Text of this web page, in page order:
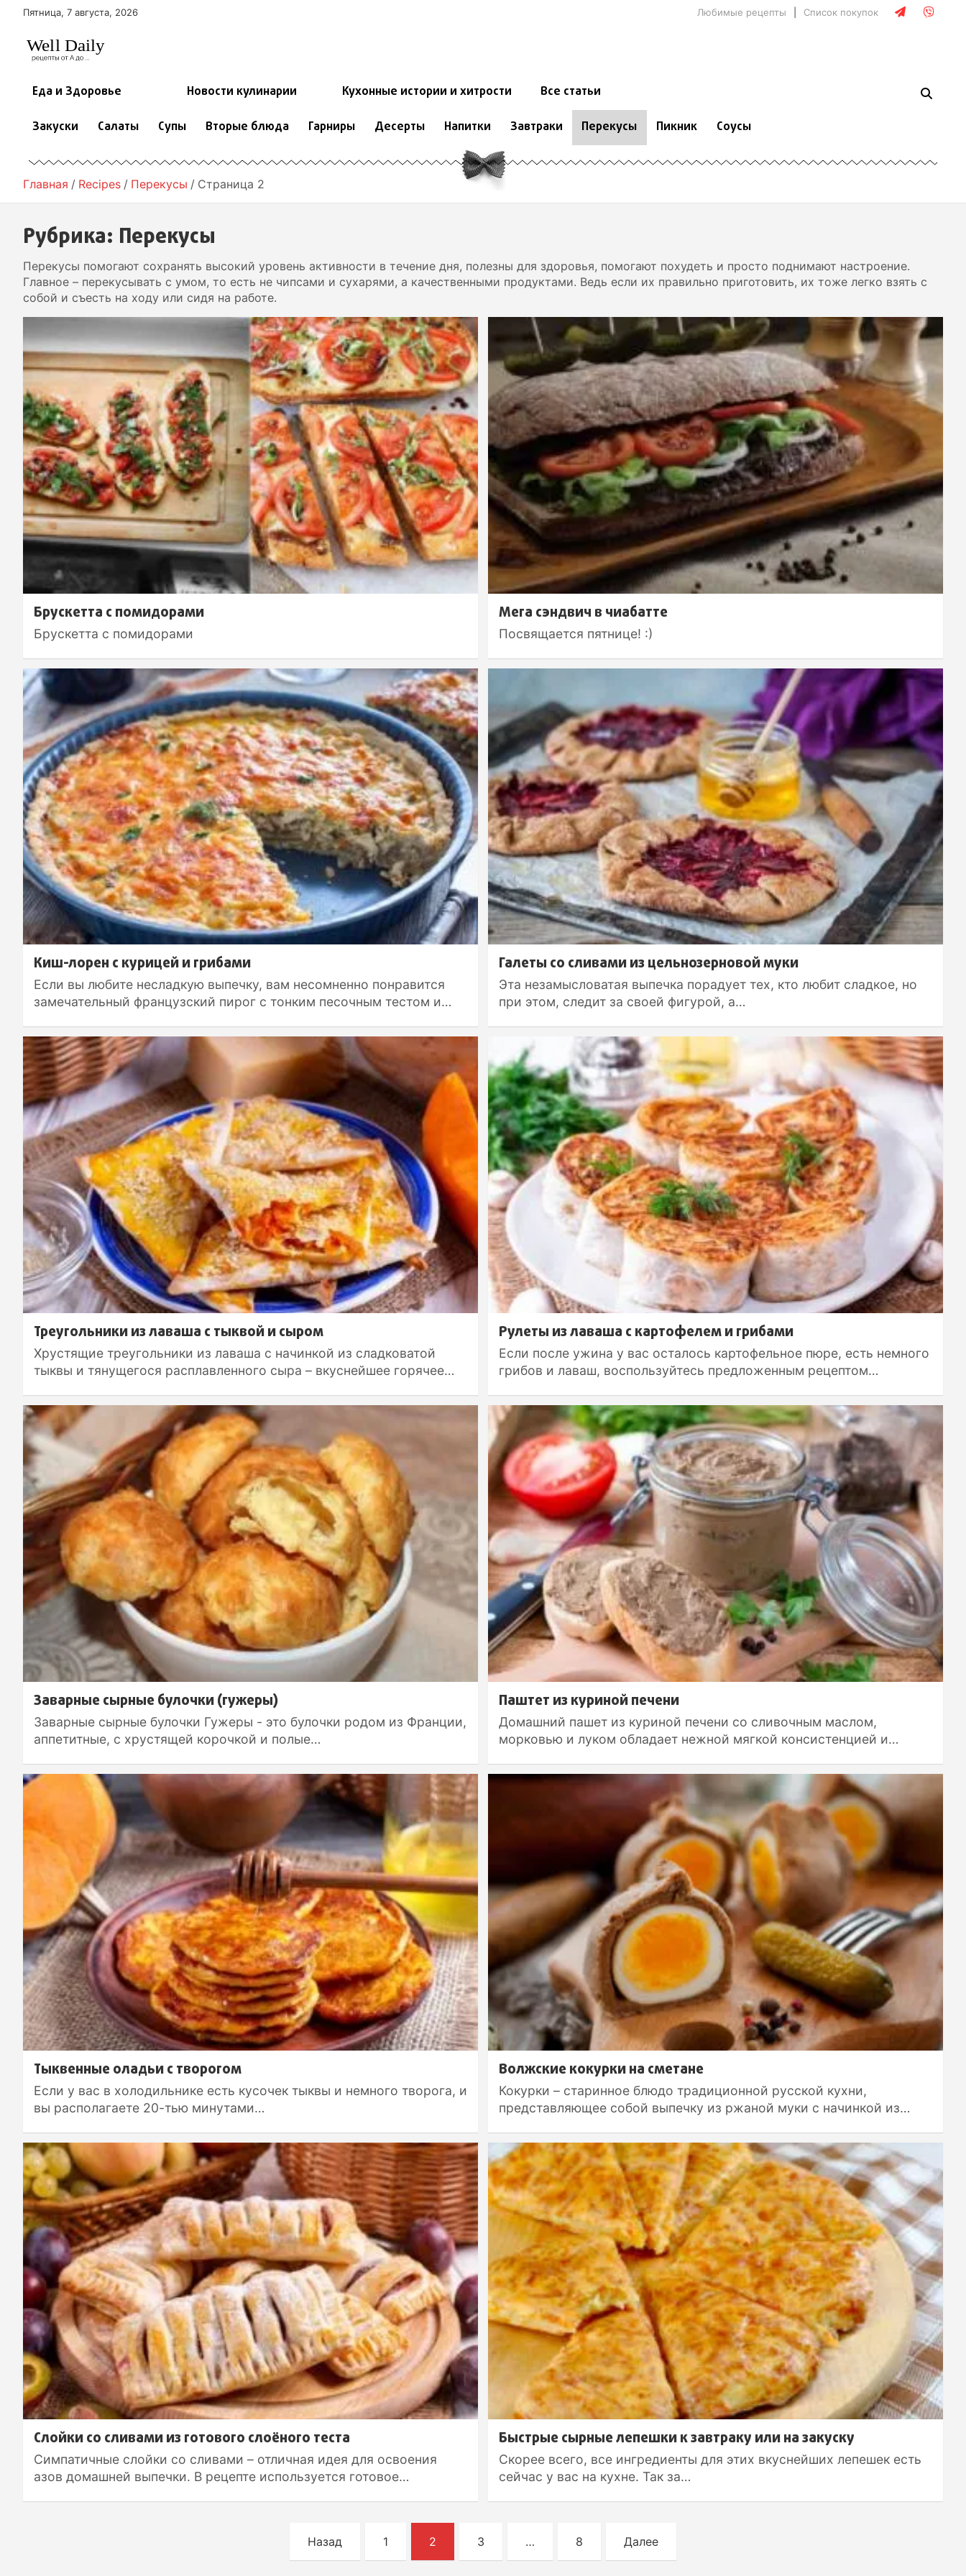
Пятница, 7 августа, 2026 Любимые рецепты Список покупок
Еда и Здоровье Новости кулинарии Кухонные истории и хитрости Все статьи
Закуски Салаты Супы Вторые блюда Гарниры Десерты Напитки Завтраки Перекусы Пикник Соусы
Главная Recipes Перекусы Страница 2
Рубрика: Перекусы
Перекусы помогают сохранять высокий уровень активности в течение дня, полезны для здоровья, помогают похудеть и просто поднимают настроение.
Главное – перекусывать с умом, то есть не чипсами и сухарями, а качественными продуктами. Ведь если их правильно приготовить, их тоже легко взять с
собой и съесть на ходу или сидя на работе.
Брускетта с помидорами
Брускетта с помидорами
Мега сэндвич в чиабатте
Посвящается пятнице! :)
Киш-лорен с курицей и грибами
Если вы любите несладкую выпечку, вам несомненно понравится
замечательный французский пирог с тонким песочным тестом и…
Галеты со сливами из цельнозерновой муки
Эта незамысловатая выпечка порадует тех, кто любит сладкое, но
при этом, следит за своей фигурой, а…
Треугольники из лаваша с тыквой и сыром
Хрустящие треугольники из лаваша с начинкой из сладковатой
тыквы и тянущегося расплавленного сыра – вкуснейшее горячее…
Рулеты из лаваша с картофелем и грибами
Если после ужина у вас осталось картофельное пюре, есть немного
грибов и лаваш, воспользуйтесь предложенным рецептом…
Заварные сырные булочки (гужеры)
Заварные сырные булочки Гужеры - это булочки родом из Франции,
аппетитные, с хрустящей корочкой и полые…
Паштет из куриной печени
Домашний пашет из куриной печени со сливочным маслом,
морковью и луком обладает нежной мягкой консистенцией и…
Тыквенные оладьи с творогом
Если у вас в холодильнике есть кусочек тыквы и немного творога, и
вы располагаете 20-тью минутами…
Волжские кокурки на сметане
Кокурки – старинное блюдо традиционной русской кухни,
представляющее собой выпечку из ржаной муки с начинкой из…
Слойки со сливами из готового слоёного теста
Симпатичные слойки со сливами – отличная идея для освоения
азов домашней выпечки. В рецепте используется готовое…
Быстрые сырные лепешки к завтраку или на закуску
Скорее всего, все ингредиенты для этих вкуснейших лепешек есть
сейчас у вас на кухне. Так за…
Назад 1 2 3 … 8 Далее